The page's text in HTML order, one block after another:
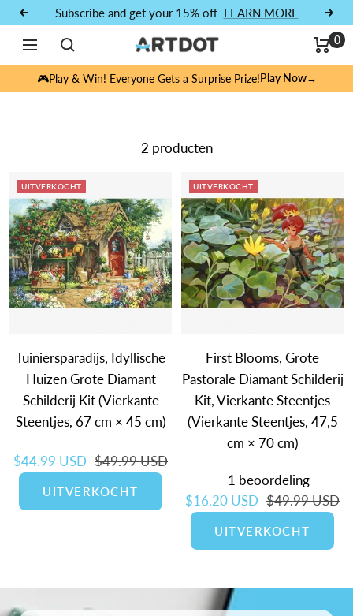
Doorgaan naar artikel
Vorig Subscribe and get your 15% off LEARN MORE
Navigatie ARTDOT
0
🎮Play & Win! Everyone Gets a Surprise Prize!Play Now→
2 producten
UITVERKOCHT
Tuiniersparadijs, Idyllische
Huizen Grote Diamant
Schilderij Kit (Vierkante
Steentjes, 67 cm × 45 cm)
Verkoopprijs
$44.99 USD Normale prijs
$49.99 USD
UITVERKOCHT
UITVERKOCHT
First Blooms, Grote
Pastorale Diamant Schilderij
Kit, Vierkante Steentjes
(Vierkante Steentjes, 47,5
cm × 70 cm)
1 beoordeling
Verkoopprijs
$16.20 USD Normale prijs
$49.99 USD
UITVERKOCHT